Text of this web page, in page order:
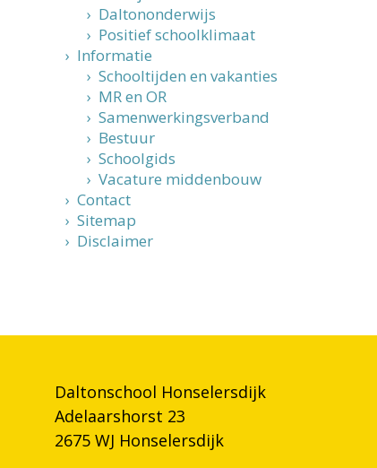
› Daltononderwijs
› Positief schoolklimaat
› Informatie
› Schooltijden en vakanties
› MR en OR
› Samenwerkingsverband
› Bestuur
› Schoolgids
› Vacature middenbouw
› Contact
› Sitemap
› Disclaimer
Daltonschool Honselersdijk
Adelaarshorst 23
2675 WJ Honselersdijk